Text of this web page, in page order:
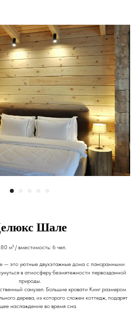
Шале
м² / вместимость: 6 чел.
— это уютные двухэтажные дома с панорамными
в атмосферу безмятежности первозданной
природы.
санузел. Большие кровати Кинг размером
дерева, из которого сложен коттедж, подарят
наслаждение во время сна.